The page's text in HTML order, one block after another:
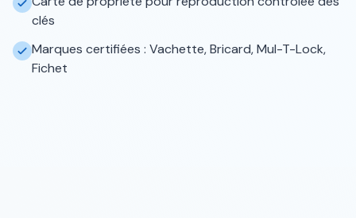
clés
Marques certifiées : Vachette, Bricard, Mul-T-Lock,
Fichet